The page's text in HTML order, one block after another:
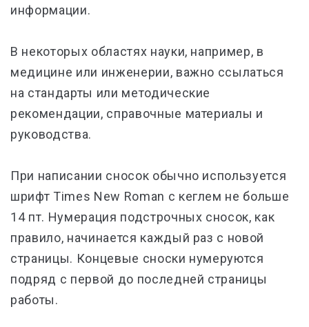
информации.
В некоторых областях науки, например, в
медицине или инженерии, важно ссылаться
на стандарты или методические
рекомендации, справочные материалы и
руководства.
При написании сносок обычно используется
шрифт Times New Roman с кеглем не больше
14 пт. Нумерация подстрочных сносок, как
правило, начинается каждый раз с новой
страницы. Концевые сноски нумеруются
подряд с первой до последней страницы
работы.